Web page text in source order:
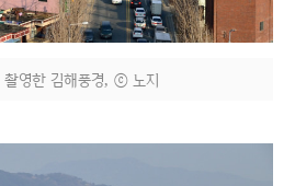
영한 김해풍경, ⓒ 노지